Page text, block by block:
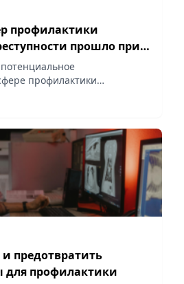
профилактики
прошло при
ООН
профилактики
молодежи и пропаганды
предотвратить
для профилактики